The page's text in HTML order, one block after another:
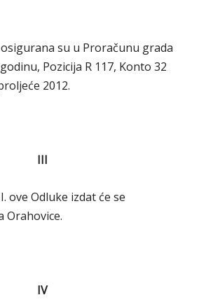
su u Proračunu grada
Pozicija R 117, Konto 32
2012.
III
ove Odluke izdat će se
Orahovice.
IV